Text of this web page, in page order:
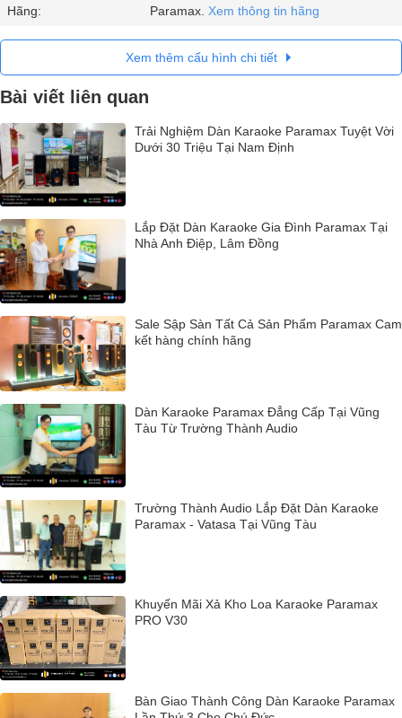
Hãng: Paramax. Xem thông tin hãng
Xem thêm cấu hình chi tiết
Bài viết liên quan
Trải Nghiệm Dàn Karaoke Paramax Tuyệt Vời
Dưới 30 Triệu Tại Nam Định
Lắp Đặt Dàn Karaoke Gia Đình Paramax Tại
Nhà Anh Điệp, Lâm Đồng
Sale Sập Sàn Tất Cả Sản Phẩm Paramax Cam
kết hàng chính hãng
Dàn Karaoke Paramax Đẳng Cấp Tại Vũng
Tàu Từ Trường Thành Audio
Trường Thành Audio Lắp Đặt Dàn Karaoke
Paramax - Vatasa Tại Vũng Tàu
Khuyến Mãi Xả Kho Loa Karaoke Paramax
PRO V30
Bàn Giao Thành Công Dàn Karaoke Paramax